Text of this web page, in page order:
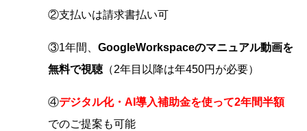
②支払いは請求書払い可
③1年間、 GoogleWorkspaceのマニュアル動画を
無料で視聴（2年目以降は年450円が必要）
④デジタル化・AI導入補助金を使って2年間半額
でのご提案も可能